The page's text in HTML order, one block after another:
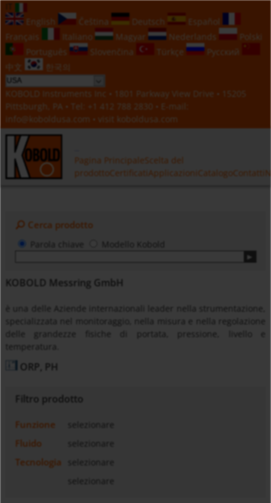
English
Čeština Deutsch
Español
Français
Italiano Magyar Nederlands
Polski
Português
Slovenčina Türkçe
Русский
中文
한국의
KOBOLD Instruments Inc • 1801 Parkway View Drive • 15205
Pittsburgh, PA • Tel:
+1 412 788 2830 • E-mail:
info@koboldusa.com • visit koboldusa.com
Pagina PrincipaleScelta del
prodottoCertificati Applicazioni CatalogoContatti
Cerca prodotto
Modello Kobold
KOBOLD Messring GmbH
è una delle Aziende internazionali leader nella strumentazione,
specializzata nel monitoraggio, nella misura e nella regolazione
delle grandezze fisiche di portata, pressione, livello e
ORP, PH
Filtro prodotto
Funzione
Fluido
Tecnologia